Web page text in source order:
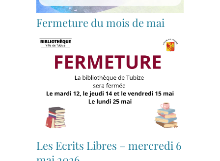
Fermeture du mois de mai
Les Ecrits Libres – mercredi 6